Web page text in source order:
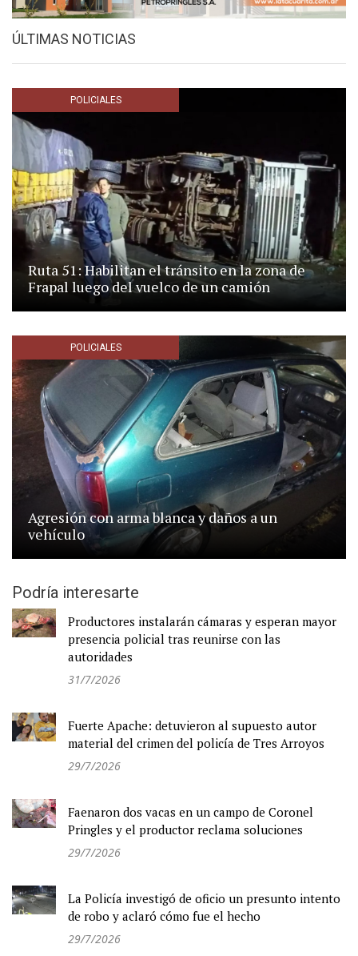
ÚLTIMAS NOTICIAS
POLICIALES
Ruta 51: Habilitan el tránsito en la zona de
Frapal luego del vuelco de un camión
POLICIALES
Agresión con arma blanca y daños a un
vehículo
Podría interesarte
Productores instalarán cámaras y esperan mayor
presencia policial tras reunirse con las
autoridades
31/7/2026
Fuerte Apache: detuvieron al supuesto autor
material del crimen del policía de Tres Arroyos
29/7/2026
Faenaron dos vacas en un campo de Coronel
Pringles y el productor reclama soluciones
29/7/2026
La Policía investigó de oficio un presunto intento
de robo y aclaró cómo fue el hecho
29/7/2026